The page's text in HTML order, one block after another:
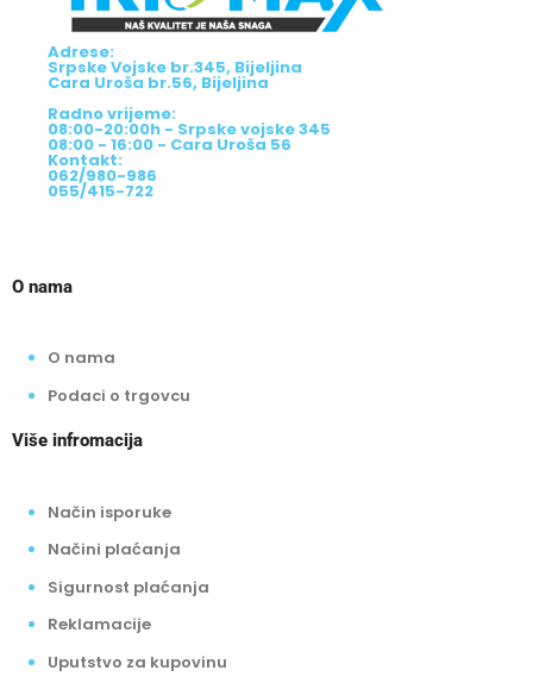
Adrese:
Srpske Vojske br.345, Bijeljina
Cara Uroša br.56, Bijeljina
Radno vrijeme:
08:00-20:00h - Srpske vojske 345
08:00 - 16:00 - Cara Uroša 56
Kontakt:
062/980-986
055/415-722
O nama
O nama
Podaci o trgovcu
Više infromacija
Način isporuke
Načini plaćanja
Sigurnost plaćanja
Reklamacije
Uputstvo za kupovinu